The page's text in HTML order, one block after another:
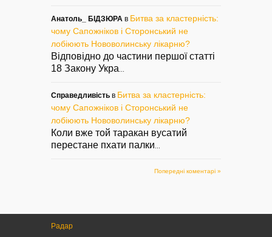
Анатоль_ БІДЗЮРА в Битва за кластерність:
чому Сапожніков і Сторонський не
лобіюють Нововолинську лікарню?
Відповідно до частини першої статті
18 Закону Укра
Справедливість в Битва за кластерність:
чому Сапожніков і Сторонський не
лобіюють Нововолинську лікарню?
Коли вже той таракан вусатий
перестане пхати палки
Попередні коментарі »
Радар